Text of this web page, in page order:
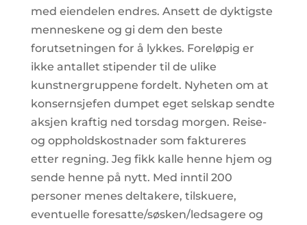
med eiendelen endres. Ansett de dyktigste
menneskene og gi dem den beste
forutsetningen for å lykkes. Foreløpig er
ikke antallet stipender til de ulike
kunstnergruppene fordelt. Nyheten om at
konsernsjefen dumpet eget selskap sendte
aksjen kraftig ned torsdag morgen. Reise-
og oppholdskostnader som faktureres
etter regning. Jeg fikk kalle henne hjem og
sende henne på nytt. Med inntil 200
personer menes deltakere, tilskuere,
eventuelle foresatte/søsken/ledsagere og